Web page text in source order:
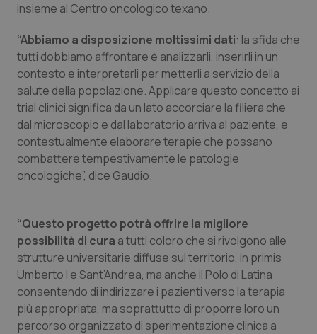
Emilia-Romagna
Friuli Venezia Giulia
Lazio
Liguria
Lombardia
Molise
Piemonte
Provincia Autonoma di Bolzano
Colesterolo & coronaropatie
Dermatite Atopica
Diabete & glucometri
Disturbi dell’umore
Dolore
Epatiti
HIV
Infezioni & Febbre
insieme al Centro oncologico texano.
“Abbiamo a disposizione moltissimi dati: la sfida che
tutti dobbiamo affrontare è analizzarli, inserirli in un
contesto e interpretarli per metterli a servizio della
salute della popolazione. Applicare questo concetto ai
trial clinici significa da un lato accorciare la filiera che
dal microscopio e dal laboratorio arriva al paziente, e
contestualmente elaborare terapie che possano
combattere tempestivamente le patologie
oncologiche”, dice Gaudio.
“Questo progetto potrà offrire la migliore
possibilità di cura a tutti coloro che si rivolgono alle
strutture universitarie diffuse sul territorio, in primis
Umberto I e Sant’Andrea, ma anche il Polo di Latina
consentendo di indirizzare i pazienti verso la terapia
più appropriata, ma soprattutto di proporre loro un
percorso organizzato di sperimentazione clinica a